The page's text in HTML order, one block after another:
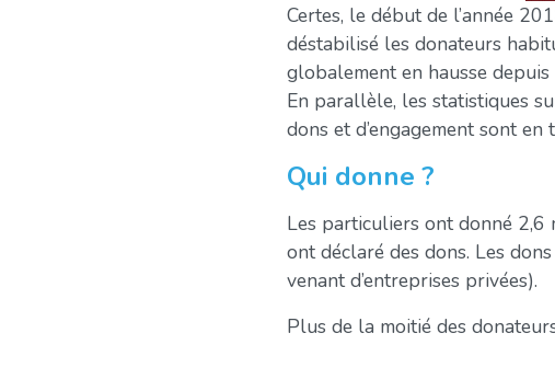
Certes, le début de l’année
déstabilisé les donateurs
globalement en hausse depuis
En parallèle, les statistiques
dons et d’engagement sont en
Qui donne ?
Les particuliers ont donné 2,6
ont déclaré des dons. Les
venant d’entreprises privées).
Plus de la moitié des